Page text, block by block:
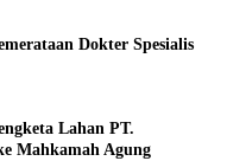
Dokter Spesialis
Lahan PT.
Mahkamah Agung